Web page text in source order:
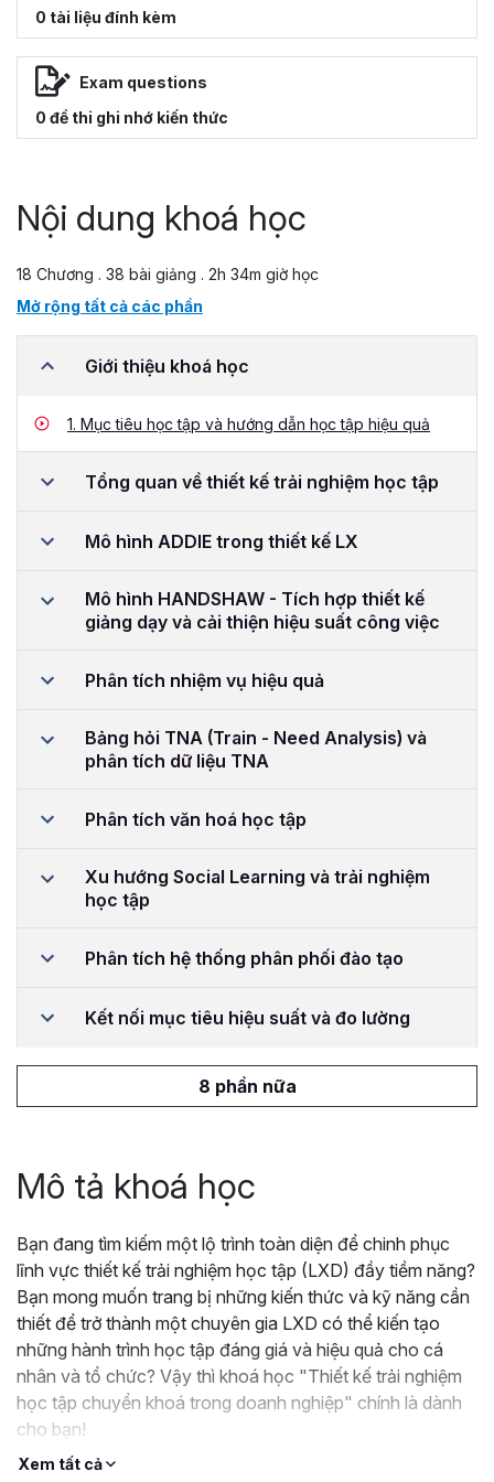
0 tài liệu đính kèm
Exam questions
0 đề thi ghi nhớ kiến thức
Nội dung khoá học
18 Chương . 38 bài giảng . 2h 34m giờ học
Mở rộng tất cả các phần
Giới thiệu khoá học
1. Mục tiêu học tập và hướng dẫn học tập hiệu quả
Tổng quan về thiết kế trải nghiệm học tập
Mô hình ADDIE trong thiết kế LX
Mô hình HANDSHAW - Tích hợp thiết kế
giảng dạy và cải thiện hiệu suất công việc
Phân tích nhiệm vụ hiệu quả
Bảng hỏi TNA (Train - Need Analysis) và
phân tích dữ liệu TNA
Phân tích văn hoá học tập
Xu hướng Social Learning và trải nghiệm
học tập
Phân tích hệ thống phân phối đào tạo
Kết nối mục tiêu hiệu suất và đo lường
8 phần nữa
Mô tả khoá học
Bạn đang tìm kiếm một lộ trình toàn diện để chinh phục
lĩnh vực thiết kế trải nghiệm học tập (LXD) đầy tiềm năng?
Bạn mong muốn trang bị những kiến thức và kỹ năng cần
thiết để trở thành một chuyên gia LXD có thể kiến tạo
những hành trình học tập đáng giá và hiệu quả cho cá
nhân và tổ chức? Vậy thì khoá học "Thiết kế trải nghiệm
học tập chuyển khoá trong doanh nghiệp" chính là dành
cho bạn!
Với sự dẫn dắt tận tâm giảng viên dày dặn kinh nghiệm từ
Xem tất cả